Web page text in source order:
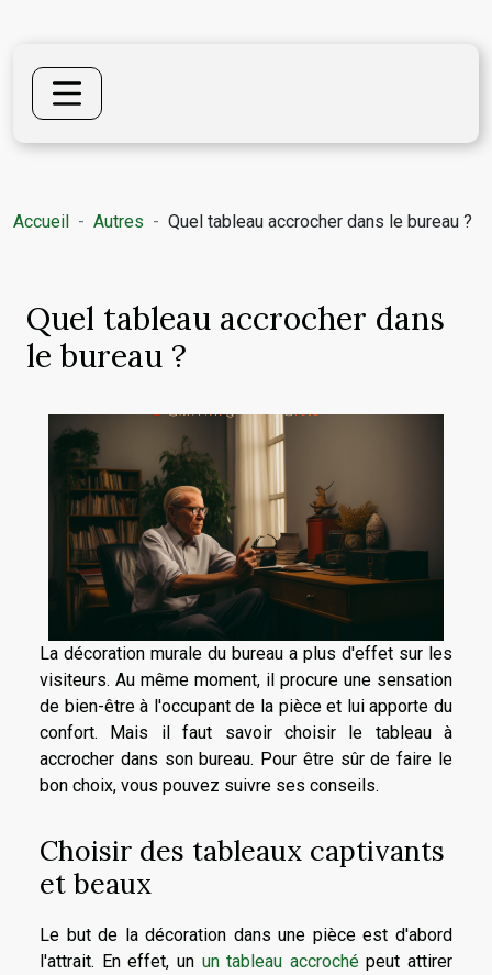
Accueil Autres Quel tableau accrocher dans le bureau ?
Quel tableau accrocher dans
le bureau ?
La décoration murale du bureau a plus d'effet sur les
visiteurs. Au même moment, il procure une sensation
de bien-être à l'occupant de la pièce et lui apporte du
confort. Mais il faut savoir choisir le tableau à
accrocher dans son bureau. Pour être sûr de faire le
bon choix, vous pouvez suivre ses conseils.
Choisir des tableaux captivants
et beaux
Le but de la décoration dans une pièce est d'abord
l'attrait. En effet, un un tableau accrochépeut attirer